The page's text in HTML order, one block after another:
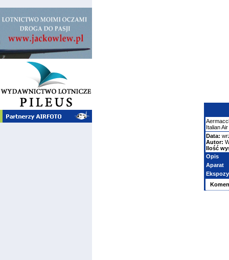
Italian
Data:
Autor:
Ilość
Opis
Aparat